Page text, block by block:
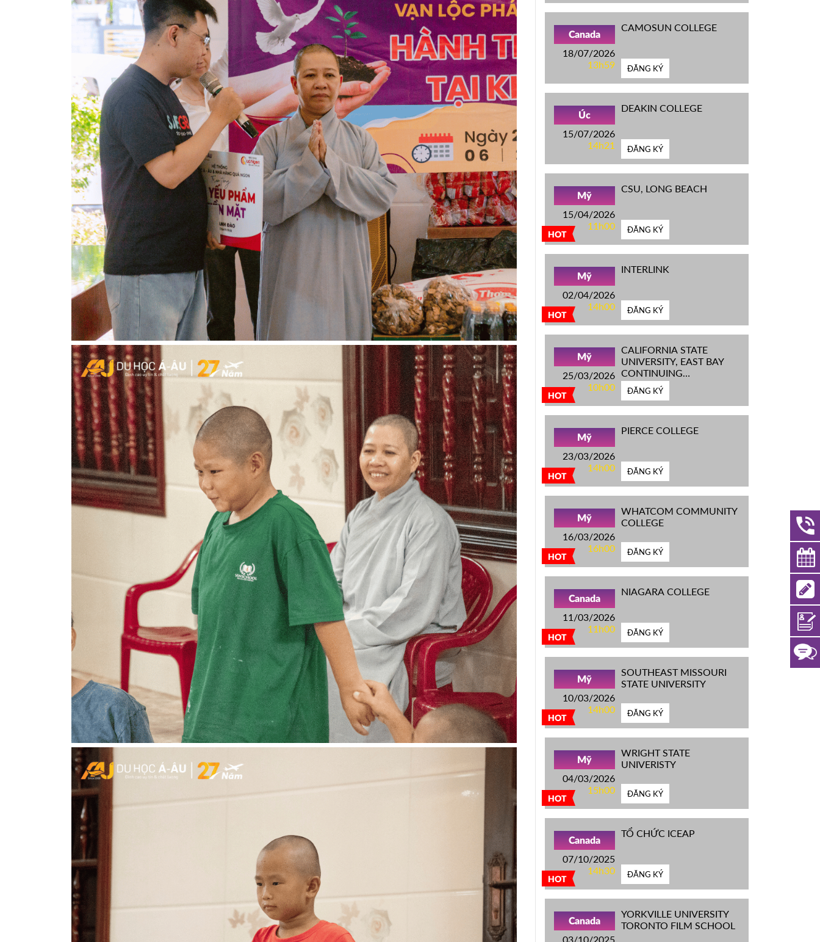
Canada
18/07/2026
13h59
CAMOSUN COLLEGE
ĐĂNG KÝ
Úc
15/07/2026
14h21
DEAKIN COLLEGE
ĐĂNG KÝ
HOT
Mỹ
15/04/2026
11h00
CSU, LONG BEACH
ĐĂNG KÝ
HOT
Mỹ
02/04/2026
14h00
INTERLINK
ĐĂNG KÝ
HOT
Mỹ
25/03/2026
10h00
CALIFORNIA STATE
UNIVERSITY, EAST BAY
CONTINUING
EDUCATION
ĐĂNG KÝ
HOT
Mỹ
23/03/2026
14h00
PIERCE COLLEGE
ĐĂNG KÝ
HOT
Mỹ
16/03/2026
16h00
WHATCOM COMMUNITY
COLLEGE
ĐĂNG KÝ
HOT
Canada
11/03/2026
11h00
NIAGARA COLLEGE
ĐĂNG KÝ
HOT
Mỹ
10/03/2026
14h00
SOUTHEAST MISSOURI
STATE UNIVERSITY
ĐĂNG KÝ
HOT
Mỹ
04/03/2026
15h00
WRIGHT STATE
UNIVERISTY
ĐĂNG KÝ
HOT
Canada
07/10/2025
14h30
TỔ CHỨC ICEAP
ĐĂNG KÝ
Canada
03/10/2025
YORKVILLE UNIVERSITY
TORONTO FILM SCHOOL